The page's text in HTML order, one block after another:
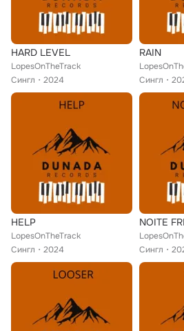
HARD LEVEL
LopesOnTheTrack
Сингл
2024
RAIN
Сингл
HELP
LopesOnTheTrack
Сингл
2024
NOITE
Сингл